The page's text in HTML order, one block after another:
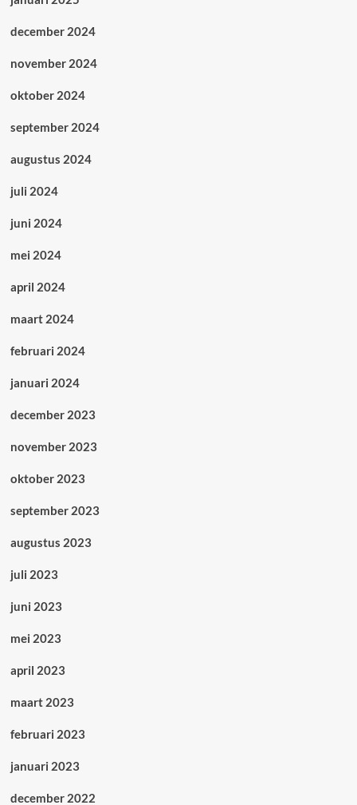
december 2024
november 2024
oktober 2024
september 2024
augustus 2024
juli 2024
juni 2024
mei 2024
april 2024
maart 2024
februari 2024
januari 2024
december 2023
november 2023
oktober 2023
september 2023
augustus 2023
juli 2023
juni 2023
mei 2023
april 2023
maart 2023
februari 2023
januari 2023
december 2022